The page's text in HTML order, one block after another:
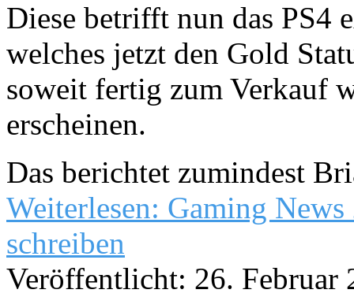
Diese betrifft nun das PS4
welches jetzt den Gold
soweit fertig zum Verkauf
erscheinen.
Das berichtet zumindest
Weiterlesen: Gaming
schreiben
Veröffentlicht: 26. Februar